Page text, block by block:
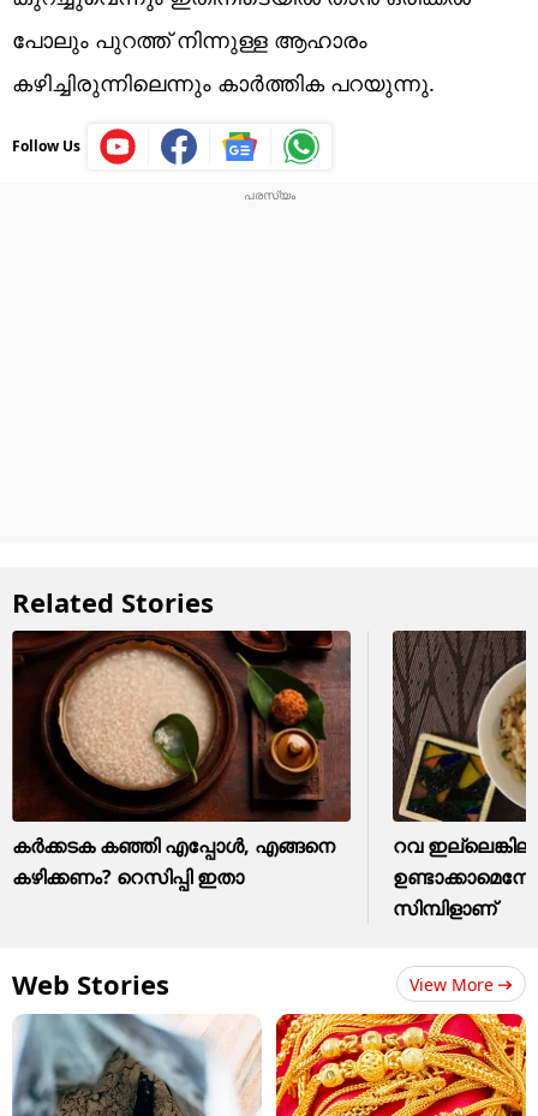
പോലും പുറത്ത് നിന്നുള്ള ആഹാരം
കഴിച്ചിരുന്നിലെന്നും കാർത്തിക പറയുന്നു.
Follow Us
Related Stories
കർക്കടക കഞ്ഞി എപ്പോള്‍, എങ്ങനെ
കഴിക്കണം? റെസിപ്പി ഇതാ
റവ
സിമ്പിളാണ്
Web Stories View More